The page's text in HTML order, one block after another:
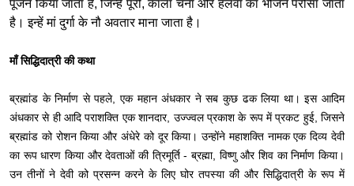
पूजन किया जाता है, जिन्हें पूरी, काला चना और हलवा का भोजन परोसा जाता
है। इन्हें मां दुर्गा के नौ अवतार माना जाता है।
माँ सिद्धिदात्री की कथा
ब्रह्मांड के निर्माण से पहले, एक महान अंधकार ने सब कुछ ढक लिया था। इस आदिम
अंधकार से ही आदि पराशक्ति एक शानदार, उज्ज्वल प्रकाश के रूप में प्रकट हुई, जिसने
ब्रह्मांड को रोशन किया और अंधेरे को दूर किया। उन्होंने महाशक्ति नामक एक दिव्य देवी
का रूप धारण किया और देवताओं की त्रिमूर्ति - ब्रह्मा, विष्णु और शिव का निर्माण किया।
उन तीनों ने देवी को प्रसन्न करने के लिए घोर तपस्या की और सिद्धिदात्री के रूप में